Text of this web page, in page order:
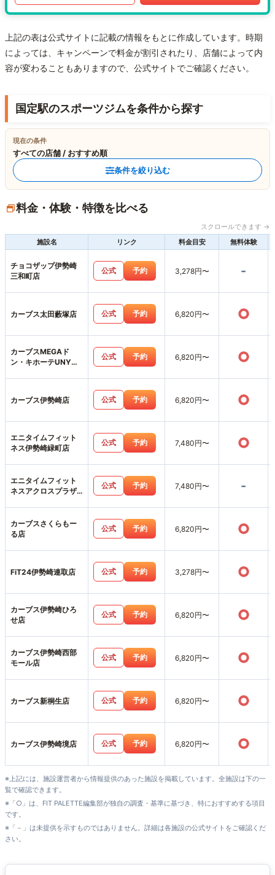
上記の表は公式サイトに記載の情報をもとに作成しています。時期
によっては、キャンペーンで料金が割引されたり、店舗によって内
容が変わることもありますので、公式サイトでご確認ください。
国定駅のスポーツジムを条件から探す
現在の条件
すべての店舗 / おすすめ順
条件を絞り込む
料金・体験・特徴を比べる
スクロールできます →
施設名
リンク 料金目安 無料体験
チョコザップ伊勢崎
三和町店
公式 予約 3,278円〜 -
カーブス太田藪塚店 公式 予約 6,820円〜 ○
カーブスMEGAド
ン・キホーテUNY伊
公式 予約 6,820円〜 ○
カーブス伊勢崎店 公式 予約 6,820円〜 ○
エニタイムフィット
ネス伊勢崎緑町店
公式 予約 7,480円〜 ○
エニタイムフィット
ネスアクロスプラザ
公式 予約 7,480円〜 -
カーブスさくらもー
る店
公式 予約 6,820円〜 ○
FiT24伊勢崎連取店 公式 予約 3,278円〜 ○
カーブス伊勢崎ひろ
せ店
公式 予約 6,820円〜 ○
カーブス伊勢崎西部
モール店
公式 予約 6,820円〜 ○
カーブス新桐生店 公式 予約 6,820円〜 ○
カーブス伊勢崎境店 公式 予約 6,820円〜 ○
※上記には、施設運営者から情報提供のあった施設を掲載しています。全施設は下の一
覧で確認できます。
※「○」は、FIT PALETTE編集部が独自の調査・基準に基づき、特におすすめする項目
です。
※「－」は未提供を示すものではありません。詳細は各施設の公式サイトをご確認くだ
さい。